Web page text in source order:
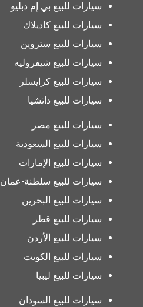
سيارات للبيع بي إم دبليو
سيارات للبيع كاديلاك
سيارات للبيع ستروين
سيارات للبيع شيفروليه
سيارات للبيع كرايسلر
سيارات للبيع داتشيا
سيارات للبيع مصر
سيارات للبيع السعودية
سيارات للبيع الإمارات
سيارات للبيع سلطنة-عمان
سيارات للبيع البحرين
سيارات للبيع قطر
سيارات للبيع الأردن
سيارات للبيع الكويت
سيارات للبيع ليبيا
سيارات للبيع السودان